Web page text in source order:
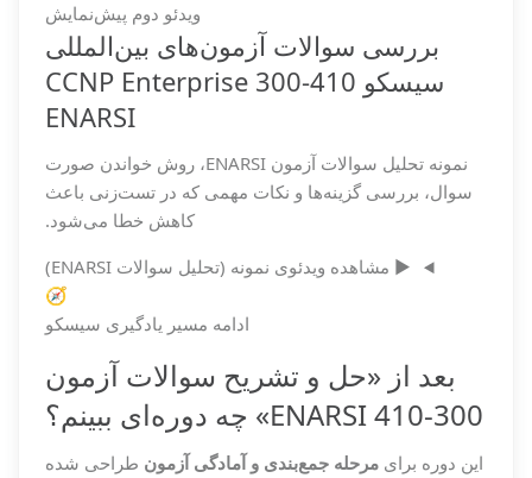
ویدئو دوم پیش‌نمایش
بررسی سوالات آزمون‌های بین‌المللی
سیسکو CCNP Enterprise 300-410
ENARSI
نمونه‌ تحلیل سوالات آزمون ENARSI، روش خواندن صورت
سوال، بررسی گزینه‌ها و نکات مهمی که در تست‌زنی باعث
کاهش خطا می‌شود.
▶️ مشاهده ویدئوی نمونه (تحلیل سوالات ENARSI)
🧭
ادامه مسیر یادگیری سیسکو
بعد از «حل و تشریح سوالات آزمون
300-410 ENARSI» چه دوره‌ای ببینم؟
این دوره برایمرحله جمع‌بندی و آمادگی آزمون طراحی شده